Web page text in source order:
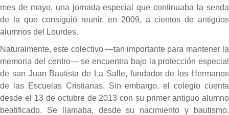
mes de mayo, una jornada especial que continuaba la senda
de la que consiguió reunir, en 2009, a cientos de antiguos
alumnos del Lourdes.
Naturalmente, este colectivo —tan importante para mantener la
memoria del centro— se encuentra bajo la protección especial
de san Juan Bautista de La Salle, fundador de los Hermanos
de las Escuelas Cristianas. Sin embargo, el colegio cuenta
desde el 13 de octubre de 2013 con su primer antiguo alumno
beatificado. Se llamaba, desde su nacimiento y bautismo,